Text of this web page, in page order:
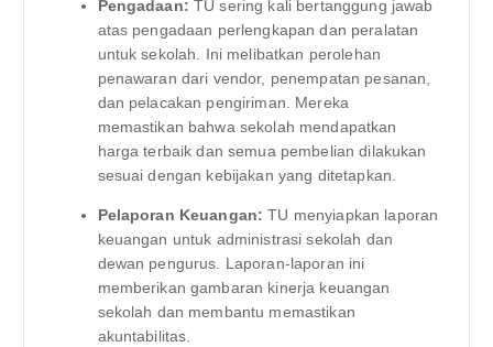
Pengadaan: TU sering kali bertanggung jawab
atas pengadaan perlengkapan dan peralatan
untuk sekolah. Ini melibatkan perolehan
penawaran dari vendor, penempatan pesanan,
dan pelacakan pengiriman. Mereka
memastikan bahwa sekolah mendapatkan
harga terbaik dan semua pembelian dilakukan
sesuai dengan kebijakan yang ditetapkan.
Pelaporan Keuangan: TU menyiapkan laporan
keuangan untuk administrasi sekolah dan
dewan pengurus. Laporan-laporan ini
memberikan gambaran kinerja keuangan
sekolah dan membantu memastikan
akuntabilitas.